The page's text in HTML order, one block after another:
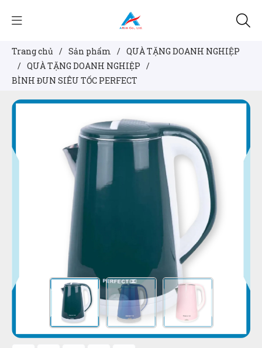
Trang chủ / Sản phẩm / QUÀ TẶNG DOANH NGHIỆP
/ QUÀ TẶNG DOANH NGHIỆP /
BÌNH ĐUN SIÊU TỐC PERFECT